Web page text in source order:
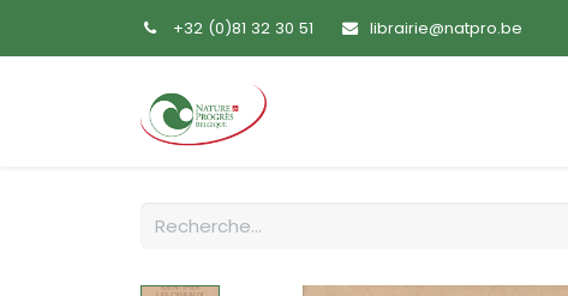
+32 (0)81 32 30 51 librairie@natpro.be